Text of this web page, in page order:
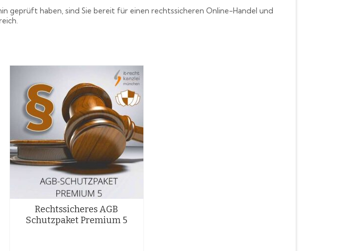
geprüft haben, sind Sie bereit für einen rechtssicheren Online-Handel und
Rechtssicheres AGB
Schutzpaket Premium 5